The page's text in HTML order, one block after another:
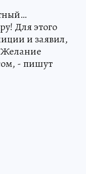
Для этого
и заявил,
Желание
- пишут